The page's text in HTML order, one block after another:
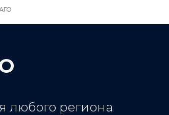
любого региона